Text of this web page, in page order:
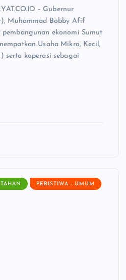
– Gubernur
Muhammad Bobby Afif
ekonomi Sumut
Usaha Mikro, Kecil,
serta koperasi sebagai
PERISTIWA - UMUM